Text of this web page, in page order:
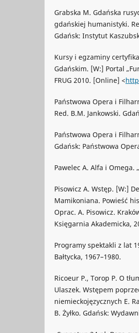
Grabska M. Gdańska
gdańskiej humanistyki.
Gdańsk: Instytut
Kursy i egzaminy
Gdańskim. [W:] Portal
FRUG 2010. [Online] <
Państwowa Opera i
Red. B.M. Jankowski.
Państwowa Opera i
Gdańsk: Państwowa
Pawelec A. Alfa i Omega.
Pisowicz A. Wstęp. [W:]
Mamikoniana. Powieść
Oprac. A. Pisowicz.
Księgarnia Akademicka,
Programy spektakli z lat
Bałtycka, 1967–1980.
Ricoeur P., Torop P. O
Ulaszek. Wstępem
niemieckojęzycznych E.
B. Żyłko. Gdańsk: